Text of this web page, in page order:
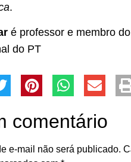
.
é professor e membro do
do PT
comentário
e-mail não será publicado.